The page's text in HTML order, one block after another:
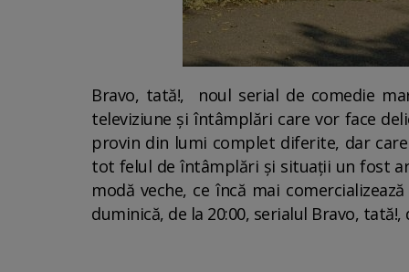
Bravo, tată!, noul serial de comedie
televiziune și întâmplări care vor face
provin din lumi complet diferite, dar
tot felul de întâmplări și situații un fost
modă veche, ce încă mai
duminică, de la 20:00, serialul Bravo,